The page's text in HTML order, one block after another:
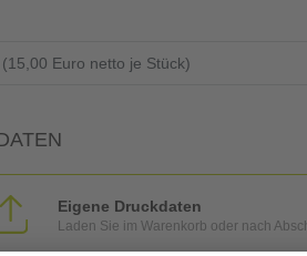
Eigene Druckdaten
Laden Sie im Warenkorb oder nach